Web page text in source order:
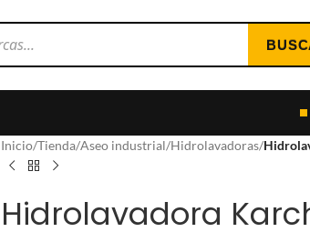
Inicio/Tienda/Aseo industrial/Hidrolavadoras/
Hidrolavadora